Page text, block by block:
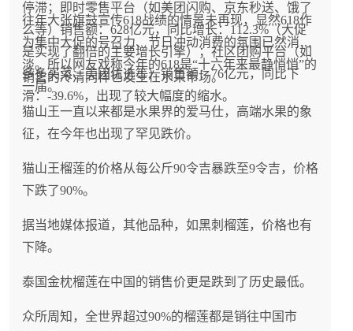
停滞；即时零售平台（如美团闪购、京东秒送、饿了
么等）销售额：628亿元，同比增长：112.3%（大促
是实现了翻倍的主要增长引擎）；社区团购平台（如
多多买菜、美团优选等）销售额：76亿元，同比下
滑：-39.6%，出现了较大幅度的缩水。
往年大张旗鼓宣传618战绩的情景未再现，显然618作
为集中大促的号召力、节日冲动消费的氛围已然消
淡。所以网友戏称今年的618是“十六年来最静悄悄”的
一届。
销售的冷清同样也发生在水果市场。
猫山王一直以来都是水果界的爱马仕，高端水果的象
征，在今年也出现了罕见跌价。
猫山王榴莲的价格从每公斤90令吉暴跌至9令吉，价格
下跌了90%。
据当地媒体报道，其他品种，如黑刺榴莲，价格也有
下降。
泰国金枕榴莲在中国的销售价更是跌到了历史最低。
众所周知，全世界超过90%的榴莲都是销往中国市